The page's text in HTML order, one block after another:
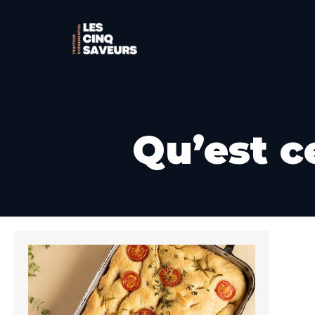
Qu’est